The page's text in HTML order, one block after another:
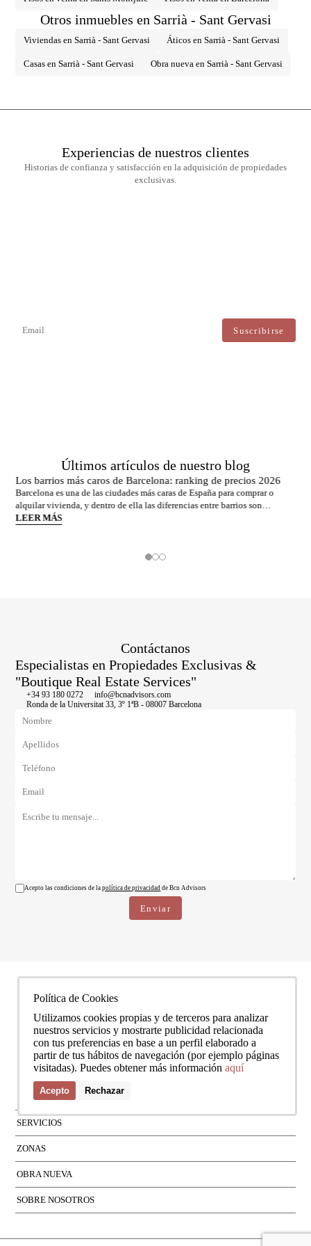
asumidos por la parte vendedora, según el encargo suscrito.
Otros inmuebles en Sarrià - Sant Gervasi
Viviendas en Sarrià - Sant Gervasi Áticos en Sarrià - Sant Gervasi
Casas en Sarrià - Sant Gervasi Obra nueva en Sarrià - Sant Gervasi
Experiencias de nuestros clientes
Historias de confianza y satisfacción en la adquisición de propiedades
exclusivas.
Últimos artículos de nuestro blog
Los barrios más caros de Barcelona: ranking de precios 2026
Barcelona es una de las ciudades más caras de España para comprar o
alquilar vivienda, y dentro de ella las diferencias entre barrios son
enormes. El precio medio de la ciudad se sitúa en torno a los 5.269 €/m² a
LEER MÁS
Contáctanos
Especialistas en Propiedades Exclusivas &
"Boutique Real Estate Services"
+34 93 180 0272
info@bcnadvisors.com
Ronda de la Universitat 33, 3º 1ªB - 08007 Barcelona
Acepto las condiciones de lapolítica de privacidad de Bcn Advisors
SERVICIOS
ZONAS
OBRA NUEVA
SOBRE NOSOTROS
Política de Cookies
Utilizamos cookies propias y de terceros para analizar
nuestros servicios y mostrarte publicidad relacionada
con tus preferencias en base a un perfil elaborado a
partir de tus hábitos de navegación (por ejemplo páginas
visitadas). Puedes obtener más información aquí
Acepto Rechazar